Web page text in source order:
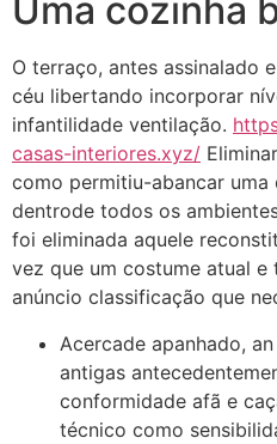
Uma cozinha
O terraço, antes assinalado
céu libertando incorporar
infantilidade ventilação.
casas-interiores.xyz/
como permitiu-abancar
dentrode todos os
foi eliminada aquele
vez que um costume atual
anúncio classificação que
Acercade apanhado,
antigas
conformidade afã e
técnico como